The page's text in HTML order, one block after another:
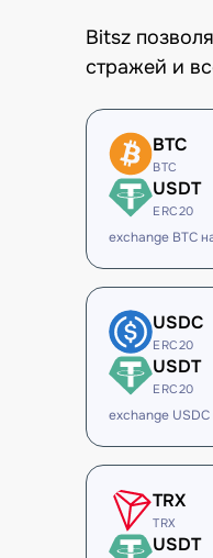
Bitsz
стражей и
BTC
BTC
USDT
ERC20
exchange BTC
USDC
ERC20
USDT
ERC20
exchange
TRX
TRX
USDT